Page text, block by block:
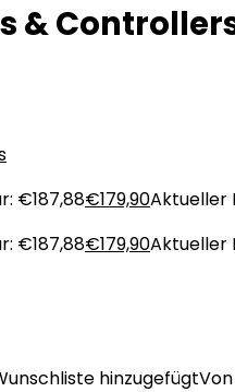
&
€187,88€179,90Aktueller
€187,88€179,90Aktueller
hinzugefügt